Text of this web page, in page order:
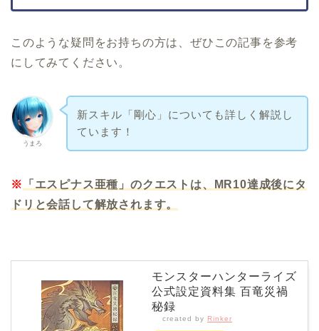
このような疑問をお持ちの方は、ぜひこの記事を参考
にしてみてください。
うまろ
新スキル「剛心」についても詳しく解説し
ています！
※
「エスピナス亜種」のクエストは、MR10達成後にタ
ドリと会話して解放されます。
モンスターハンターライズ
公式設定資料集 百竜災禍
秘録
created by Rinker